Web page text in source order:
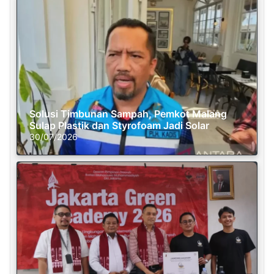
Solusi Timbunan Sampah, Pemkot Malang
Sulap Plastik dan Styrofoam Jadi Solar
30/07/2026